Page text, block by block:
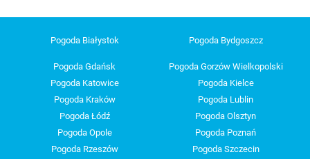
Pogoda Białystok Pogoda Bydgoszcz
Pogoda Gdańsk
Pogoda Gorzów Wielkopolski
Pogoda Katowice
Pogoda Kielce
Pogoda Kraków
Pogoda Lublin
Pogoda Łódź
Pogoda Olsztyn
Pogoda Opole
Pogoda Poznań
Pogoda Rzeszów
Pogoda Szczecin